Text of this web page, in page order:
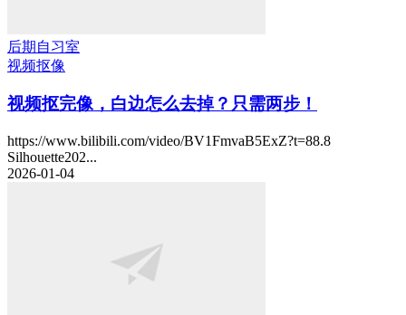
后期自习室
视频抠像
视频抠完像，白边怎么去掉？只需两步！
https://www.bilibili.com/video/BV1FmvaB5ExZ?t=88.8
Silhouette202...
2026-01-04